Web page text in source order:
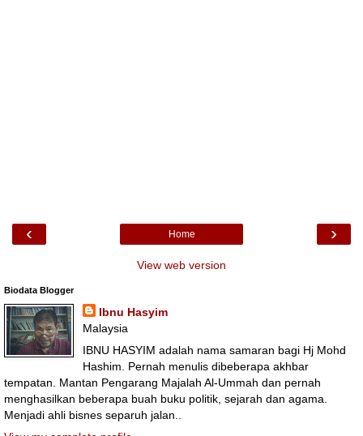
‹ ›
Home
View web version
Biodata Blogger
Ibnu Hasyim
Malaysia
IBNU HASYIM adalah nama samaran bagi Hj Mohd
Hashim. Pernah menulis dibeberapa akhbar
tempatan. Mantan Pengarang Majalah Al-Ummah dan pernah
menghasilkan beberapa buah buku politik, sejarah dan agama.
Menjadi ahli bisnes separuh jalan..